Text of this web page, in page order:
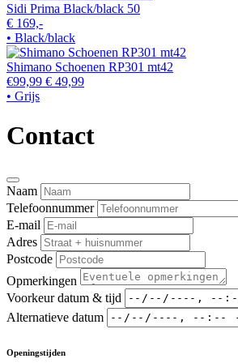
Sidi Prima Black/black 50
€ 169,-
• Black/black
Shimano Schoenen RP301 mt42
€99,99 € 49,99
• Grijs
Contact
Naam
Telefoonnummer
E-mail
Adres
Postcode
Opmerkingen
Voorkeur datum & tijd
Alternatieve datum
Openingstijden